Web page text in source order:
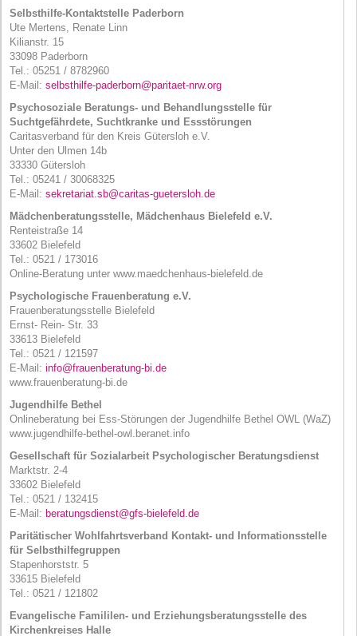
Selbsthilfe-Kontaktstelle Paderborn
Ute Mertens, Renate Linn
Kilianstr. 15
33098 Paderborn
Tel.: 05251 / 8782960
E-Mail: selbsthilfe-paderborn@paritaet-nrw.org
Psychosoziale Beratungs- und Behandlungsstelle für
Suchtgefährdete, Suchtkranke und Essstörungen
Caritasverband für den Kreis Gütersloh e.V.
Unter den Ulmen 14b
33330 Gütersloh
Tel.: 05241 / 30068325
E-Mail: sekretariat.sb@caritas-guetersloh.de
Mädchenberatungsstelle, Mädchenhaus Bielefeld e.V.
Renteistraße 14
33602 Bielefeld
Tel.: 0521 / 173016
Online-Beratung unter www.maedchenhaus-bielefeld.de
Psychologische Frauenberatung e.V.
Frauenberatungsstelle Bielefeld
Ernst- Rein- Str. 33
33613 Bielefeld
Tel.: 0521 / 121597
E-Mail: info@frauenberatung-bi.de
www.frauenberatung-bi.de
Jugendhilfe Bethel
Onlineberatung bei Ess-Störungen der Jugendhilfe Bethel OWL
(WaZ)
www.jugendhilfe-bethel-owl.beranet.info
Gesellschaft für Sozialarbeit Psychologischer Beratungsdienst
Marktstr. 2-4
33602 Bielefeld
Tel.: 0521 / 132415
E-Mail: beratungsdienst@gfs-bielefeld.de
Paritätischer Wohlfahrtsverband Kontakt- und Informationsstelle
für Selbsthilfegruppen
Stapenhorststr. 5
33615 Bielefeld
Tel.: 0521 / 121802
Evangelische Famililen- und Erziehungsberatungsstelle des
Kirchenkreises Halle